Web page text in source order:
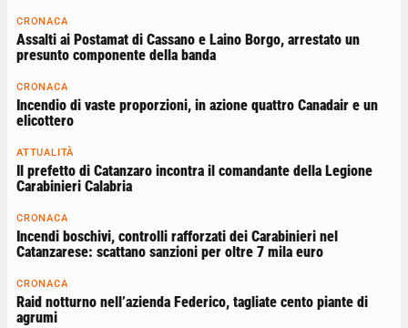
CRONACA
Assalti ai Postamat di Cassano e Laino Borgo, arrestato un
presunto componente della banda
CRONACA
Incendio di vaste proporzioni, in azione quattro Canadair e un
elicottero
ATTUALITÀ
Il prefetto di Catanzaro incontra il comandante della Legione
Carabinieri Calabria
CRONACA
Incendi boschivi, controlli rafforzati dei Carabinieri nel
Catanzarese: scattano sanzioni per oltre 7 mila euro
CRONACA
Raid notturno nell’azienda Federico, tagliate cento piante di
agrumi